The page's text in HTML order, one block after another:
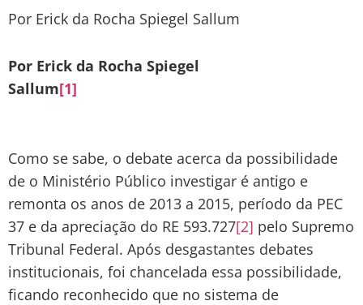
Por Erick da Rocha Spiegel Sallum
Por Erick da Rocha Spiegel
Sallum[1]
Como se sabe, o debate acerca da possibilidade
de o Ministério Público investigar é antigo e
remonta os anos de 2013 a 2015, período da PEC
37 e da apreciação do RE 593.727[2] pelo Supremo
Tribunal Federal. Após desgastantes debates
institucionais, foi chancelada essa possibilidade,
ficando reconhecido que no sistema de